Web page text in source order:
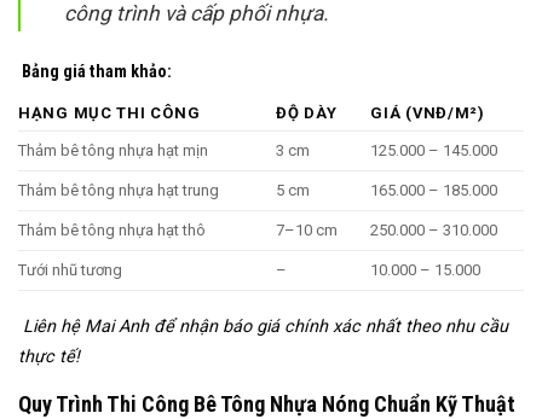
công trình và cấp phối nhựa.
Bảng giá tham khảo:
HẠNG MỤC THI CÔNG ĐỘ DÀY GIÁ (VNĐ/M²)
Thảm bê tông nhựa hạt mịn 3 cm 125.000 – 145.000
Thảm bê tông nhựa hạt trung 5 cm 165.000 – 185.000
Thảm bê tông nhựa hạt thô 7–10 cm 250.000 – 310.000
Tưới nhũ tương – 10.000 – 15.000
Liên hệ Mai Anh để nhận báo giá chính xác nhất theo nhu cầu
thực tế!
Quy Trình Thi Công Bê Tông Nhựa Nóng Chuẩn Kỹ Thuật